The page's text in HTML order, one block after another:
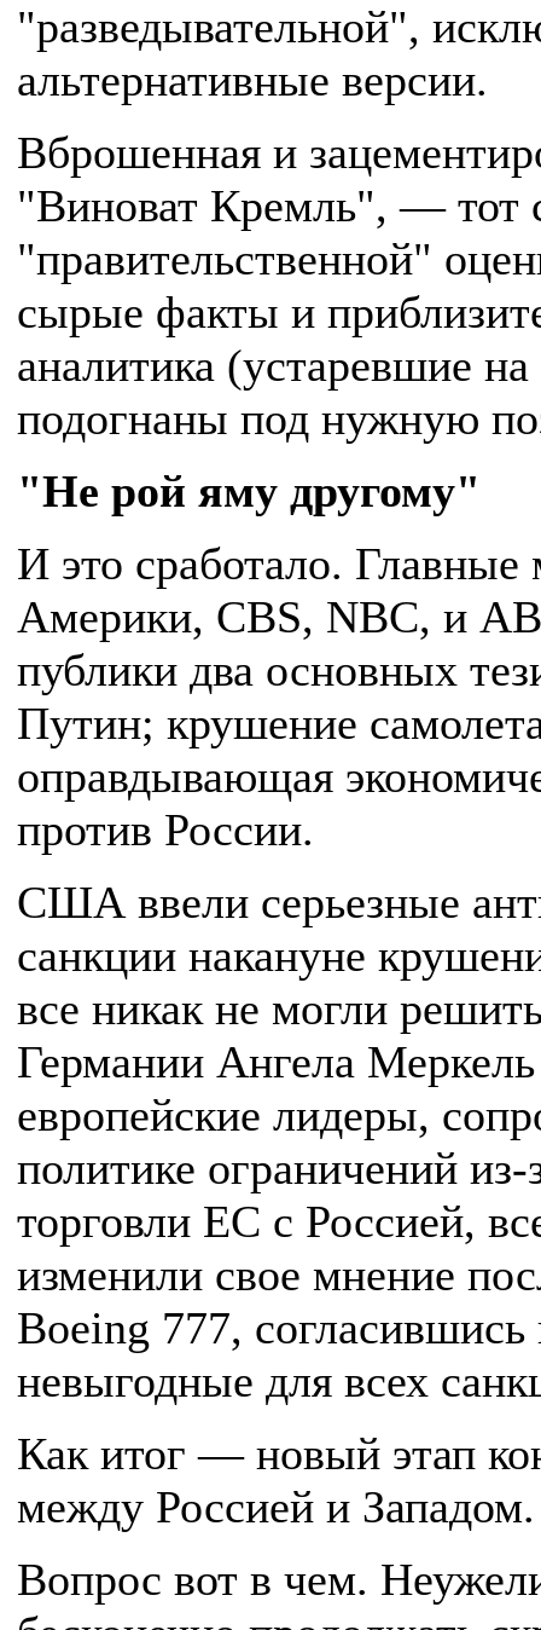
"разведывательной",
альтернативные версии.
Вброшенная и
"Виноват Кремль", — тот
"правительственной"
сырые факты и
аналитика (устаревшие на
подогнаны под нужную
"Не рой яму другому"
И это сработало. Главные
Америки, CBS, NBC, и
публики два основных
Путин; крушение
оправдывающая
против России.
США ввели серьезные
санкции накануне
все никак не могли
Германии Ангела
европейские лидеры,
политике ограничений
торговли ЕС с Россией,
изменили свое мнение
‎Boeing 777, согласившись
невыгодные для всех
Как итог — новый этап
между Россией и Западом.
Вопрос вот в чем.